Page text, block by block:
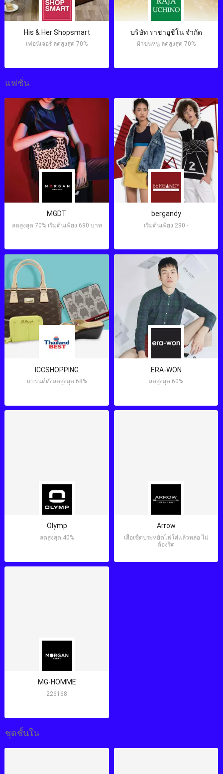
His & Her Shopsmart
เฟอนิเจอร์ ลดสูงสุด 70%
บริษัท ราชาอูชิโน จำกัด
ผ้าขนหนู ลดสูงสุด 70%
แฟชั่น
MGDT
ลดสูงสุด 70% เริ่มต้นเพียง 690 บาท
bergandy
เริ่มต้นเพียง 290.-
ICCSHOPPING
แบรนด์ดังลดสูงสุด 68%
ERA-WON
ลดสูงสุด 60%
Olymp
ลดสูงสุด 40%
Arrow
เสื้อเชิ้ตประหยัดไฟใส่แล้วหล่อ ไม่
ต้องรีด
MG-HOMME
226168
ชุดชั้นใน